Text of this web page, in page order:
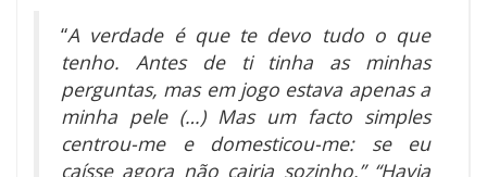
“A verdade é que te devo tudo o que
tenho. Antes de ti tinha as minhas
perguntas, mas em jogo estava apenas a
minha pele (…) Mas um facto simples
centrou-me e domesticou-me: se eu
caísse agora não cairia sozinho.” “Havia